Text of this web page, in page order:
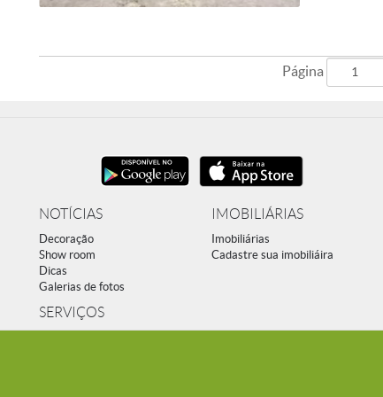
Página
NOTÍCIAS
Decoração
Show room
Dicas
Galerias de fotos
SERVIÇOS
IMOBILIÁRIAS
Imobiliárias
Cadastre sua imobiliáira